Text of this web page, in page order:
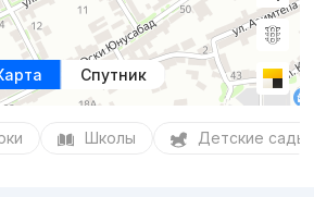
Спутник
Школы Детские сады